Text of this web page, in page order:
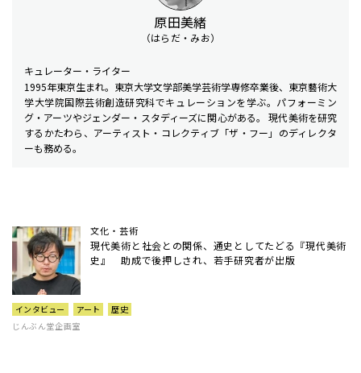
原田美緒
（はらだ・みお）
キュレーター・ライター
1995年東京生まれ。東京大学文学部美学芸術学専修卒業後、東京藝術大
学大学院国際芸術創造研究科でキュレーションを学ぶ。パフォーミン
グ・アーツやジェンダー・スタディーズに関心がある。 現代美術を研究
するかたわら、アーティスト・コレクティブ「ザ・フー」のディレクタ
ーも務める。
文化・芸術
現代美術と社会との関係、通史としてたどる『現代美術
史』 助成で後押しされ、若手研究者が出版
インタビュー アート
歴史
じんぶん堂企画室